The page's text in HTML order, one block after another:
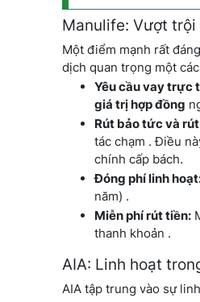
Manulife: Vượt
Một điểm mạnh rất
dịch quan trọng một
Yêu cầu vay trực
giá trị hợp đồng
Rút bảo tức và
tác chạm . Điều
chính cấp bách.
Đóng phí linh
năm) .
Miễn phí rút tiền:
thanh khoản .
AIA: Linh hoạt
AIA tập trung vào sự